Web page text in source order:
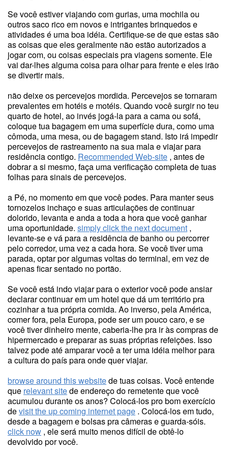
Se você estiver viajando com gurias, uma mochila ou
outros saco rico em novos e intrigantes brinquedos e
atividades é uma boa idéia. Certifique-se de que estas são
as coisas que eles geralmente não estão autorizados a
jogar com, ou coisas especiais pra viagens somente. Ele
vai dar-lhes alguma coisa para olhar para frente e eles irão
se divertir mais.
não deixe os percevejos mordida. Percevejos se tornaram
prevalentes em hotéis e motéis. Quando você surgir no teu
quarto de hotel, ao invés jogá-la para a cama ou sofá,
coloque tua bagagem em uma superfície dura, como uma
cômoda, uma mesa, ou de bagagem stand. Isto irá impedir
percevejos de rastreamento na sua mala e viajar para
residência contigo. Recommended Web-site , antes de
dobrar a si mesmo, faça uma verificação completa de tuas
folhas para sinais de percevejos.
a Pé, no momento em que você podes. Para manter seus
tornozelos inchaço e suas articulações de continuar
dolorido, levanta e anda a toda a hora que você ganhar
uma oportunidade. simply click the next document ,
levante-se e vá para a residência de banho ou percorrer
pelo corredor, uma vez a cada hora. Se você tiver uma
parada, optar por algumas voltas do terminal, em vez de
apenas ficar sentado no portão.
Se você está indo viajar para o exterior você pode ansiar
declarar continuar em um hotel que dá um território pra
cozinhar a tua própria comida. Ao inverso, pela América,
comer fora, pela Europa, pode ser um pouco caro, e se
você tiver dinheiro mente, caberia-lhe pra ir às compras de
hipermercado e preparar as suas próprias refeições. Isso
talvez pode até amparar você a ter uma idéia melhor para
a cultura do país para onde quer viajar.
browse around this websitede tuas coisas. Você entende
que relevant sitede endereço do remetente que você
acumulou durante os anos? Colocá-los pro bom exercício
devisit the up coming internet page . Colocá-los em tudo,
desde a bagagem e bolsas pra câmeras e guarda-sóis.
click now , ele será muito menos difícil de obtê-lo
devolvido por você.